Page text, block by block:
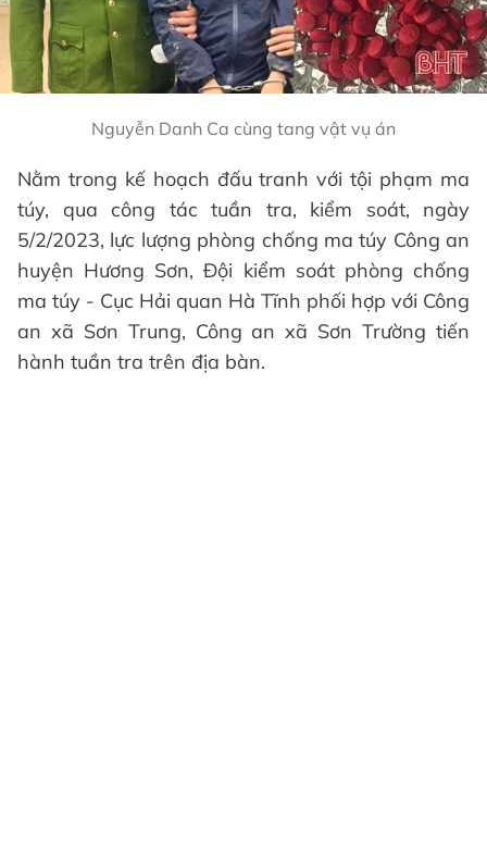
Nguyễn Danh Ca cùng tang vật vụ án
Nằm trong kế hoạch đấu tranh với tội phạm ma
túy, qua công tác tuần tra, kiểm soát, ngày
5/2/2023, lực lượng phòng chống ma túy Công an
huyện Hương Sơn, Đội kiểm soát phòng chống
ma túy - Cục Hải quan Hà Tĩnh phối hợp với Công
an xã Sơn Trung, Công an xã Sơn Trường tiến
hành tuần tra trên địa bàn.